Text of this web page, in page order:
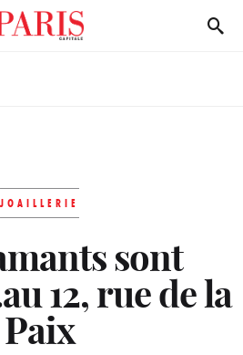
JOAILLERIE
sont
12, rue de la
Paix